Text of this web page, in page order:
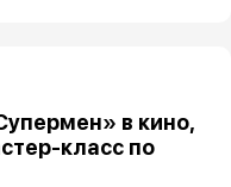
в кино,
класс по